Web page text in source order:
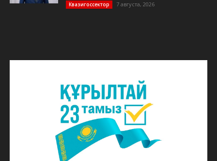
Квазигоссектор 7 августа, 2026